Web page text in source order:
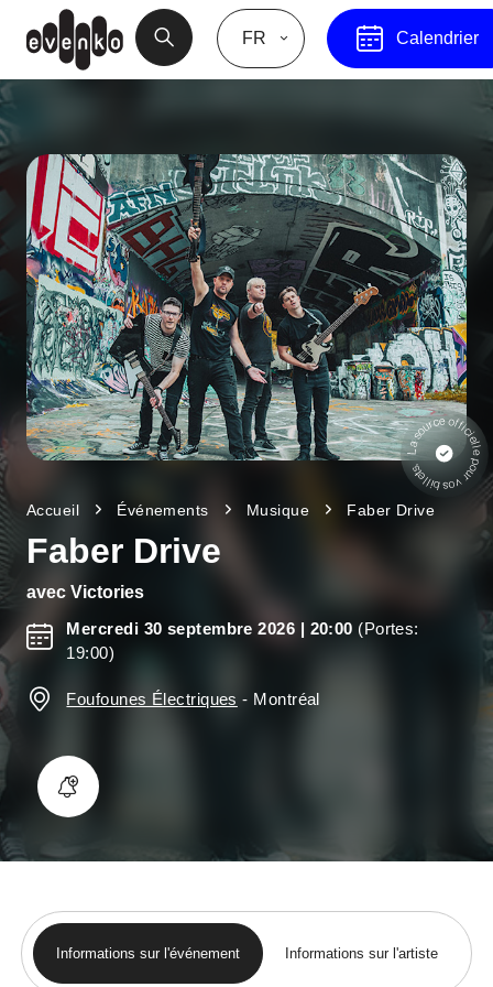
FR Calendrier
Accueil Événements Musique Faber Drive
Faber Drive
avec Victories
Mercredi 30 septembre 2026 | 20:00 (Portes:
19:00)
Foufounes Électriques - Montréal
Informations sur l'événement Informations sur l'artiste